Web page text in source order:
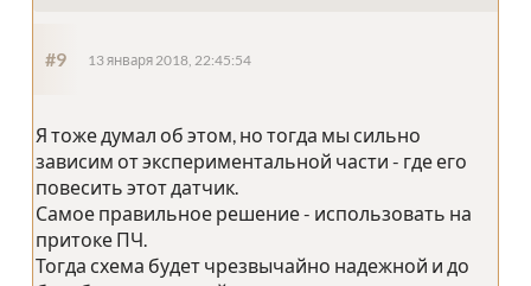
#9 13 января 2018, 22:45:54
Я тоже думал об этом, но тогда мы сильно
зависим от экспериментальной части - где его
повесить этот датчик.
Самое правильное решение - использовать на
притоке ПЧ.
Тогда схема будет чрезвычайно надежной и до